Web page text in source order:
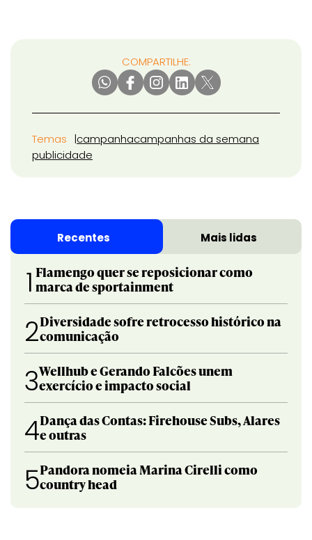
COMPARTILHE:
Temas campanhacampanhas da semana
publicidade
Recentes Mais lidas
1 Flamengo quer se reposicionar como
marca de sportainment
2Diversidade sofre retrocesso histórico na
comunicação
3Wellhub e Gerando Falcões unem
exercício e impacto social
4Dança das Contas: Firehouse Subs, Alares
e outras
5Pandora nomeia Marina Cirelli como
country head